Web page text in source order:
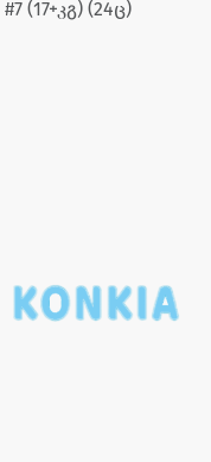
(17+კგ) (24ც)